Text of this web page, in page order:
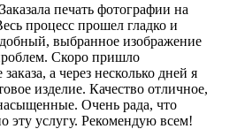
печать фотографии на
процесс прошел гладко и
выбранное изображение
Скоро пришло
а через несколько дней я
изделие. Качество отличное,
Очень рада, что
эту услугу. Рекомендую всем!